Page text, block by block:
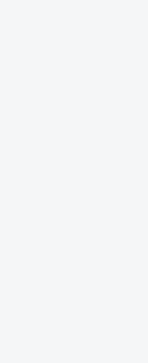
Le Crédit Agricole
Pièce en OR
inaugurale du
C’est une petite
cours légal, sera